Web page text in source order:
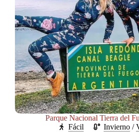
Parque Nacional Tierra del
Fácil
Invierno/